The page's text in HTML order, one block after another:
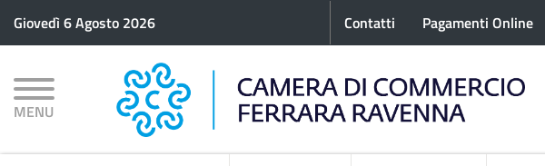
Giovedì 6 Agosto 2026 Menu profilo utente
Contatti Pagamenti Online
MENU